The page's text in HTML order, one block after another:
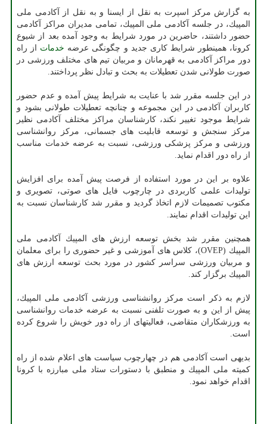
به گزارش مركز اسپرت به نقل از ایسنا و به نقل از آكادمی ملی
المپیك، در جلسه آكادمی ملی المپیك، تمامی مدیران مراكز آكادمی
حضور داشتند، حاضرین در مورد شرایط به وجود آمده بعد از شیوع
كرونا، همینطور شرایط كاری جدید و چگونگی عرضه خدمات از راه
دور مراكز آكادمی به قهرمانان و مربیان تیم های مختلف ورزشی در
صورت طولانی شدن تعطیلات به بحث و تبادل نظر پرداختند.
در این جلسه مقرر شد با عنایت به شرایط پیش آمده و عدم حضور
كاربران آكادمی در این مجموعه و چنانچه تعطیلات طولانی بشود و
شرایط موجود تغییر نكند، كارشناسان مراكز مختلف آكادمی نظیر
مركز سنجش و توسعه قابلیت های جسمانی، مركز روانشناسی
ورزشی و مركز پزشكی ورزشی، نسبت به عرضه خدمات مناسب
از راه دور اقدام نماید.
علاوه بر این در مورد استفاده از فرصت پیش آمده برای افزایش
تولیدات علمی كاربردی در چارچوب فایل های صوتی، تصویری و
مكتوب تصمیمات لازم اتخاذ گردید و مقرر شد كارشناسان نسبت به
این تولیدات اقدام نمایند.
همچنین مقرر شد بخش توسعه ارزش های المپیك آكادمی ملی
المپیك (OVEP)، كلاس های آموزشی و غیر حضوری را برای معلمان
و مربیان ورزشی سراسر كشور در مورد بحث توسعه ارزش های
المپیك برگزار كند.
لازم به ذكر است مركز روانشناسی ورزشی آكادمی ملی المپیك،
پیش از این و به صورت تلفنی نسبت به عرضه خدمات روانشناسی
به ورزشكاران متقاضی، فعالیتهای از راه دور خویش را شروع كرده
است.
بدیهی است آكادمی هم در چهارچوب سیاست های اعلام شده از راه
كمیته ملی المپیك و منطبق با دستورات ستاد ملی مبارزه با كرونا
اقدام خواهد نمود.